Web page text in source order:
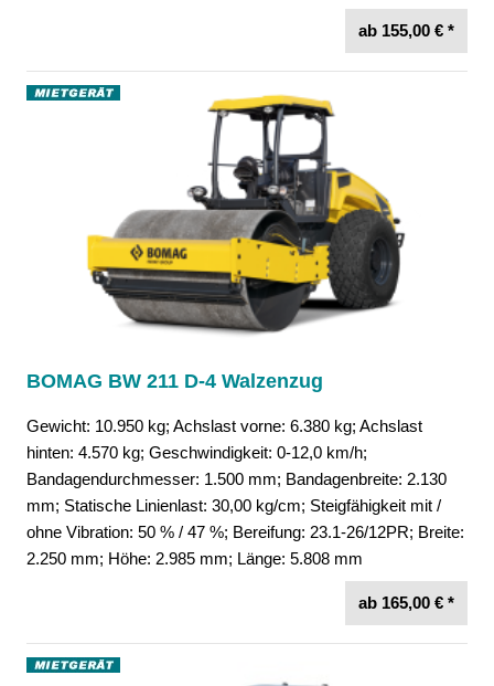
ab 155,00 € *
BOMAG BW 211 D-4 Walzenzug
Gewicht: 10.950 kg; Achslast vorne: 6.380 kg; Achslast
hinten: 4.570 kg; Geschwindigkeit: 0-12,0 km/h;
Bandagendurchmesser: 1.500 mm; Bandagenbreite: 2.130
mm; Statische Linienlast: 30,00 kg/cm; Steigfähigkeit mit /
ohne Vibration: 50 % / 47 %; Bereifung: 23.1-26/12PR; Breite:
2.250 mm; Höhe: 2.985 mm; Länge: 5.808 mm
ab 165,00 € *